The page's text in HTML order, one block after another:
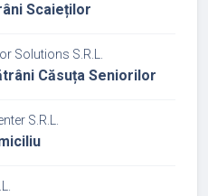
Scaieților
Solutions S.R.L.
Căsuța Seniorilor
S.R.L.